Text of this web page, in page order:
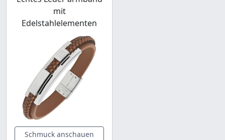
mit
Edelstahlelementen
Schmuck anschauen